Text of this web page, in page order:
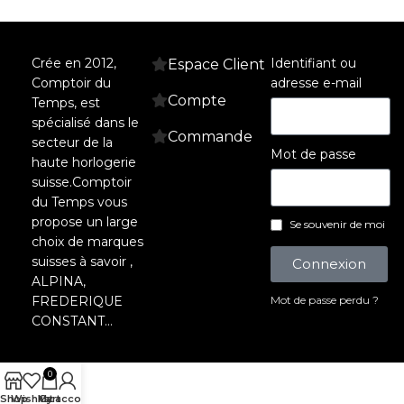
Crée en 2012,
Comptoir du
Temps, est
spécialisé dans le
secteur de la
haute horlogerie
suisse.Comptoir
du Temps vous
propose un large
choix de marques
suisses à savoir ,
ALPINA,
FREDERIQUE
CONSTANT…
Espace Client
Compte
Commande
Identifiant ou
adresse e-mail
Mot de passe
Se souvenir de moi
Connexion
Mot de passe perdu ?
Shop
Wishlist
0
Cart
My account